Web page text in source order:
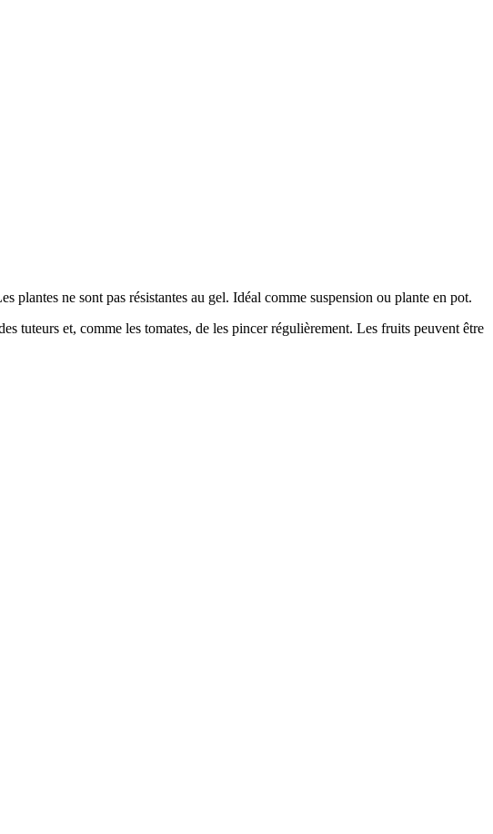
ne sont pas résistantes au gel. Idéal comme suspension ou plante en pot.
tuteurs et, comme les tomates, de les pincer régulièrement. Les fruits peuvent être